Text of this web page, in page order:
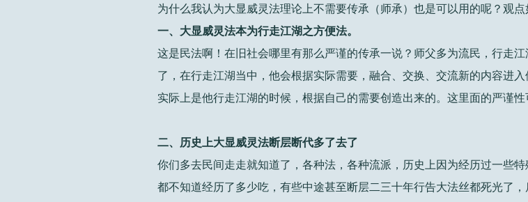
为什么我认为大显威灵法理论上不需要传承（师承）也是可以用的呢？观点
一、大显威灵法本为行走江湖之方便法。
这是民法啊！在旧社会哪里有那么严谨的传承一说？师父多为流民，行走
了，在行走江湖当中，他会根据实际需要，融合、交换、交流新的内容进
实际上是他行走江湖的时候，根据自己的需要创造出来的。这里面的严谨性
二、历史上大显威灵法断层断代多了去了
你们多去民间走走就知道了，各种法，各种流派，历史上因为经历过一些
都不知道经历了多少吃，有些中途甚至断层二三十年行告大法丝都死光了，